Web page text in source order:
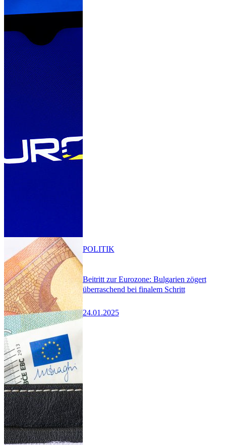
Beitritt zur Eurozone: Bulgarien zögert
überraschend bei finalem Schritt
24.01.2025
POLITIK